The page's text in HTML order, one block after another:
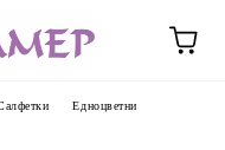
Едноцветни